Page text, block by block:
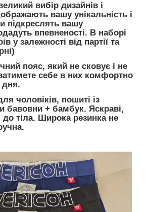
вибір дизайнів і
вашу унікальність і
підкреслять вашу
впевненості. В наборі
у залежності від партії та
пояс, який не сковує і не
себе в них комфортно
дня.
чоловіків, пошиті із
бавовни + бамбук. Яскраві,
до тіла. Широка резинка не